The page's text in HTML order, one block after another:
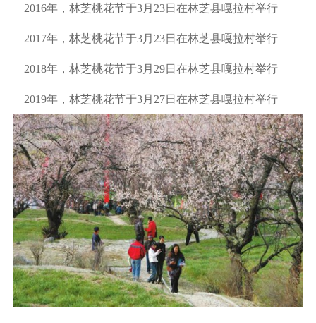
2016年，林芝桃花节于3月23日在林芝县嘎拉村举行
2017年，林芝桃花节于3月23日在林芝县嘎拉村举行
2018年，林芝桃花节于3月29日在林芝县嘎拉村举行
2019年，林芝桃花节于3月27日在林芝县嘎拉村举行